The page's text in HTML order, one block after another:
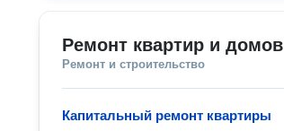
Ремонт квартир и домов
Ремонт и строительство
Капитальный ремонт квартиры